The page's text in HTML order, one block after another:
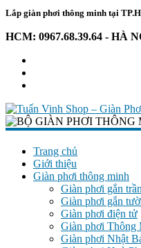
Lắp giàn phơi thông minh tại
HCM: 0967.68.39.64 - HÀ
Tuấn
Vinh
Shop
Trang chủ
Giới thiệu
Giàn phơi thông minh
Giàn phơi gắn trần
Giàn phơi gắn
Giàn phơi điện tử
Giàn phơi Thông
Giàn phơi Nhật